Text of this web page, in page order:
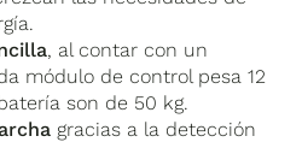
, al contar con un
módulo de control pesa 12
son de 50 kg.
gracias a la detección